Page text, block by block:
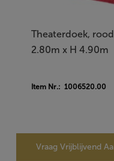
Theaterdoek,
2.80m x H 4.90m
Item Nr.: 1006520.00
Vraag Vrijblijvend